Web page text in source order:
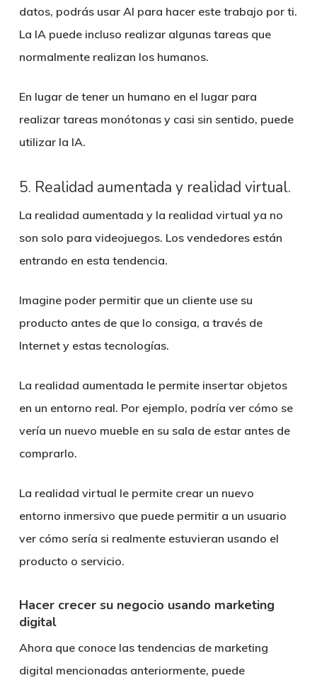
datos, podrás usar AI para hacer este trabajo por ti.
La IA puede incluso realizar algunas tareas que
normalmente realizan los humanos.
En lugar de tener un humano en el lugar para
realizar tareas monótonas y casi sin sentido, puede
utilizar la IA.
5. Realidad aumentada y realidad virtual.
La realidad aumentada y la realidad virtual ya no
son solo para videojuegos. Los vendedores están
entrando en esta tendencia.
Imagine poder permitir que un cliente use su
producto antes de que lo consiga, a través de
Internet y estas tecnologías.
La realidad aumentada le permite insertar objetos
en un entorno real. Por ejemplo, podría ver cómo se
vería un nuevo mueble en su sala de estar antes de
comprarlo.
La realidad virtual le permite crear un nuevo
entorno inmersivo que puede permitir a un usuario
ver cómo sería si realmente estuvieran usando el
producto o servicio.
Hacer crecer su negocio usando marketing
digital
Ahora que conoce las tendencias de marketing
digital mencionadas anteriormente, puede